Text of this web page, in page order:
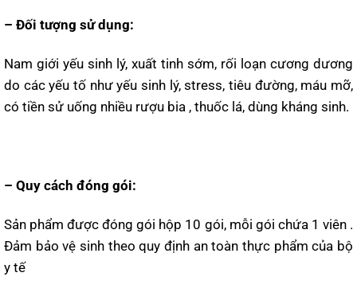
– Đối tượng sử dụng:
Nam giới yếu sinh lý, xuất tinh sớm, rối loạn cương dương
do các yếu tố như yếu sinh lý, stress, tiêu đường, máu mỡ,
có tiền sử uống nhiều rượu bia , thuốc lá, dùng kháng sinh.
– Quy cách đóng gói:
Sản phẩm được đóng gói hộp 10 gói, mỗi gói chứa 1 viên .
Đảm bảo vệ sinh theo quy định an toàn thực phẩm của bộ
y tế